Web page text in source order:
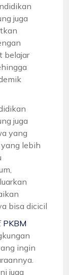
juga
belajar
juga
yang
lebih
bisa dicicil
: PKBM
ingin
juga